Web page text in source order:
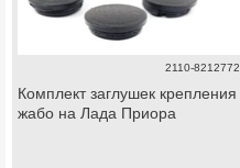
2110-8212772
Комплект заглушек крепления
жабо на Лада Приора